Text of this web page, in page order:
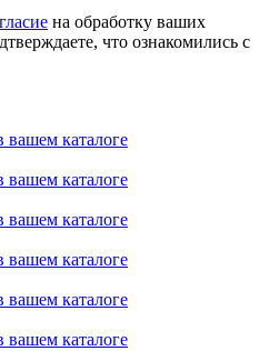
на обработку ваших
что ознакомились с
вашем каталоге
вашем каталоге
вашем каталоге
вашем каталоге
вашем каталоге
вашем каталоге